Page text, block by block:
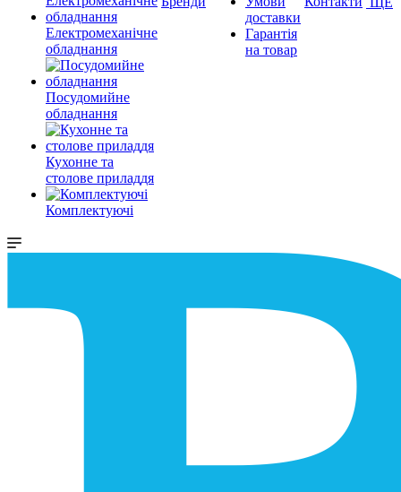
Електромеханічне
обладнання
Посудомийне
обладнання
Кухонне та
столове приладдя
Комплектуючі
доставки
Гарантія
на товар